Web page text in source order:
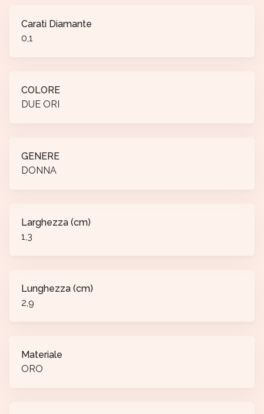
Carati Diamante
0,1
COLORE
DUE ORI
GENERE
DONNA
Larghezza (cm)
1,3
Lunghezza (cm)
2,9
Materiale
ORO